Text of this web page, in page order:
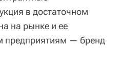
в достаточном
на рынке и ее
предприятиям — бренд